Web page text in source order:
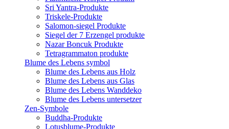
Sri Yantra-Produkte
Triskele-Produkte
Salomon-siegel Produkte
Siegel der 7 Erzengel produkte
Nazar Boncuk Produkte
Tetragrammaton produkte
Blume des Lebens symbol​
Blume des Lebens aus Holz
Blume des Lebens aus Glas
Blume des Lebens Wanddeko
Blume des Lebens untersetzer
Zen-Symbole
Buddha-Produkte
Lotusblume-Produkte